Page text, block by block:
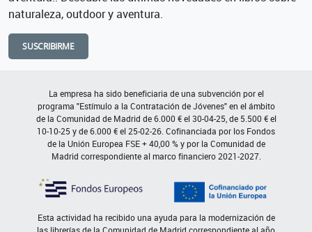
naturaleza, outdoor y aventura.
SUSCRIBIRME
La empresa ha sido beneficiaria de una subvención por el
programa "Estímulo a la Contratación de Jóvenes" en el ámbito
de la Comunidad de Madrid de 6.000 € el 30-04-25, de 5.500 € el
10-10-25 y de 6.000 € el 25-02-26. Cofinanciada por los Fondos
de la Unión Europea FSE + 40,00 % y por la Comunidad de
Madrid correspondiente al marco financiero 2021-2027.
Esta actividad ha recibido una ayuda para la modernización de